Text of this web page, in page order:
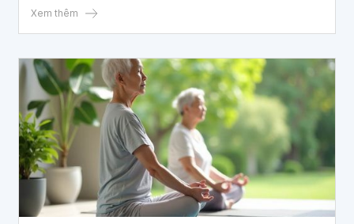
trơn trượt và tạo cảm giác thoải mái khi tập.
Xem thêm